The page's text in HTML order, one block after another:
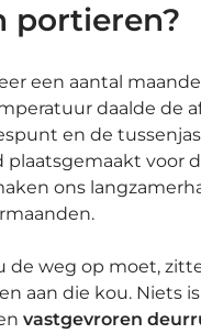
portieren?
een aantal
daalde de
en de
plaatsgemaakt voor
ons
de weg op moet,
aan die kou. Niets
vastgevroren